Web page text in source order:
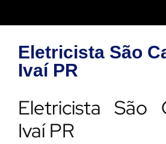
Eletricista São
Ivaí PR
Eletricista São
Ivaí PR